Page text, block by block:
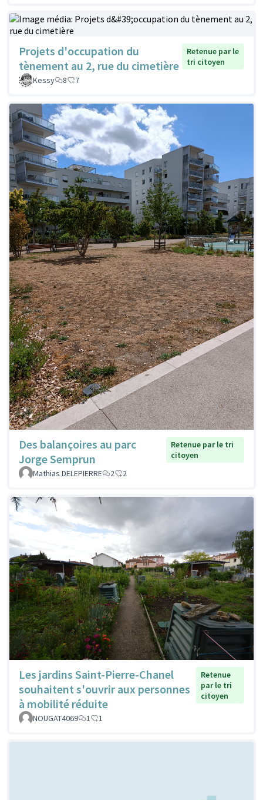
Projets d'occupation du
tènement au 2, rue du cimetière
Retenue par le
tri citoyen
Kessy
8 7
Des balançoires au parc
Jorge Semprun
Retenue par le tri
citoyen
Mathias DELEPIERRE
2 2
Les jardins Saint-Pierre-Chanel
souhaitent s'ouvrir aux personnes
à mobilité réduite
Retenue
par le tri
citoyen
NOUGAT4069 1 1